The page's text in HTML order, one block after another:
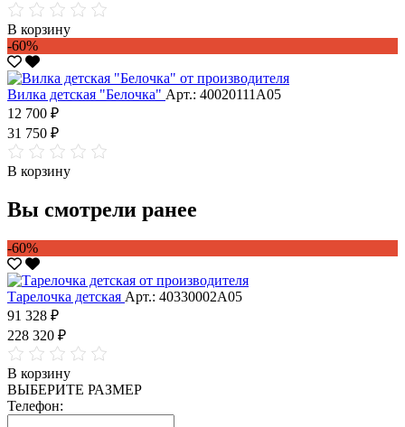
В корзину
-60%
Вилка детская "Белочка" Арт.: 40020111А05
12 700 ₽
31 750 ₽
В корзину
Вы смотрели ранее
-60%
Тарелочка детская Арт.: 40330002А05
91 328 ₽
228 320 ₽
В корзину
ВЫБЕРИТЕ РАЗМЕР
Телефон: